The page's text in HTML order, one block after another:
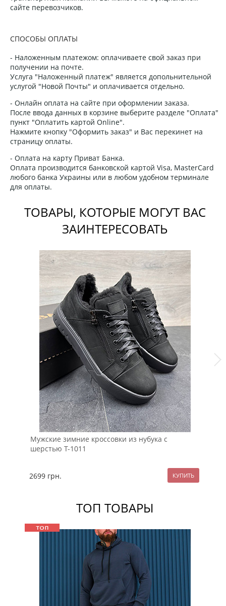
сайте перевозчиков.
СПОСОБЫ ОПЛАТЫ
- Наложенным платежом: оплачиваете свой заказ при
получении на почте.
Услуга "Наложенный платеж" является допольнительной
услугой "Новой Почты" и оплачивается отдельно.
- Онлайн оплата на сайте при оформлении заказа.
После ввода данных в корзине выберите разделе "Оплата"
пункт "Оплатить картой Online".
Нажмите кнопку "Оформить заказ" и Вас перекинет на
страницу оплаты.
- Оплата на карту Приват Банка.
Оплата производится банковской картой Visa, MasterCard
любого банка Украины или в любом удобном терминале
для оплаты.
ТОВАРЫ, КОТОРЫЕ МОГУТ ВАС
ЗАИНТЕРЕСОВАТЬ
Мужские зимние кроссовки из нубука с
шерстью Т-1011
2699 грн.
ТОП ТОВАРЫ